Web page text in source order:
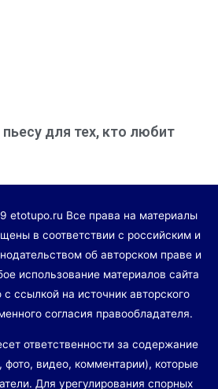
для тех, кто любит
etotupo.ru Все права на материалы
в соответствии с российским и
об авторском праве и
использование материалов сайта
с ссылкой на источник авторского
согласия правообладателя.
ответственности за содержание
фото, видео, комментарии), которые
Для урегулирования спорных